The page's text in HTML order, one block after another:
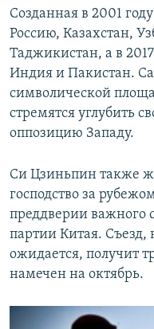
Созданная в 2001
Россию, Казахстан,
Таджикистан, а в
Индия и Пакистан.
символической
стремятся углубить
оппозицию Западу.
Си Цзиньпин также
господство за
преддверии важного
партии Китая. Съезд,
ожидается, получит
намечен на октябрь.